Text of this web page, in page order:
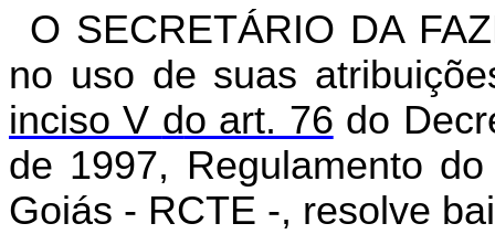
O SECRETÁRIO DA
no uso de suas
inciso V do art. 76 do
de 1997, Regulamento
Goiás - RCTE -, resolve